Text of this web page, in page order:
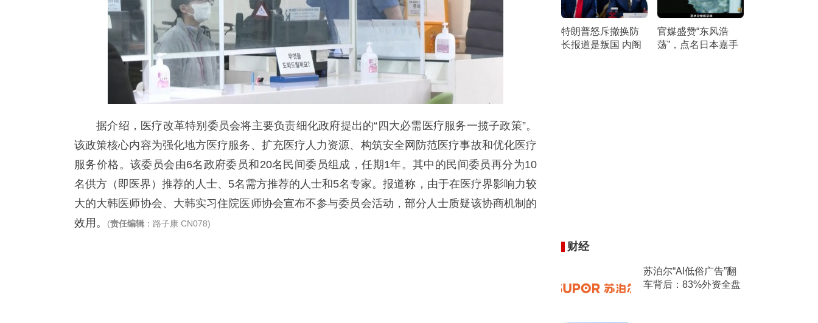
据介绍，医疗改革特别委员会将主要负责细化政府提出的“四大必需医疗服务一揽子政策”。
该政策核心内容为强化地方医疗服务、扩充医疗人力资源、构筑安全网防范医疗事故和优化医疗
服务价格。该委员会由6名政府委员和20名民间委员组成，任期1年。其中的民间委员再分为10
名供方（即医界）推荐的人士、5名需方推荐的人士和5名专家。报道称，由于在医疗界影响力较
大的大韩医师协会、大韩实习住院医师协会宣布不参与委员会活动，部分人士质疑该协商机制的
效用。
(责任编辑 ：路子康 CN078)
特朗普怒斥撤换防
长报道是叛国 内阁
官媒盛赞“东风浩
荡”，点名日本嘉手
财经
苏泊尔“AI低俗广告”翻
车背后：83%外资全盘